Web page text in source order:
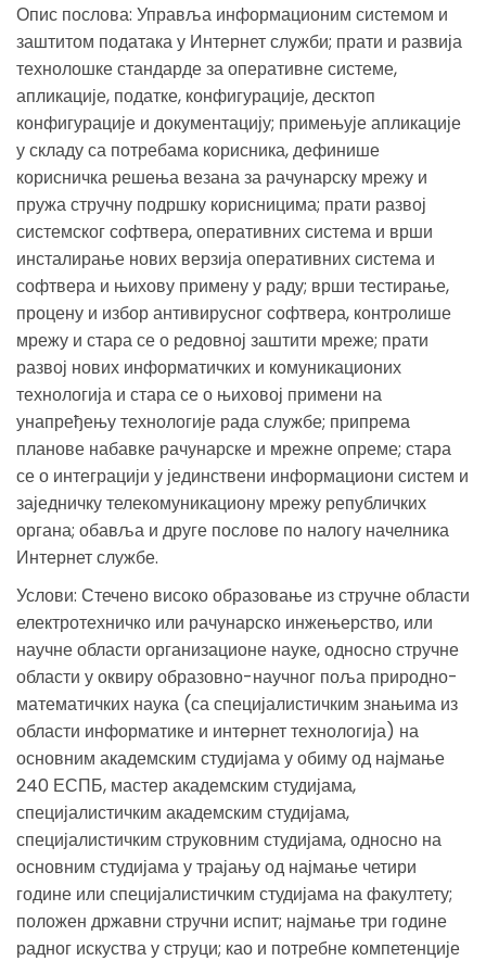
Опис послова: Управља информационим системом и
заштитом података у Интернет служби; прати и развија
технолошке стандарде за оперативне системе,
апликације, податке, конфигурације, десктоп
конфигурације и документацију; примењује апликације
у складу са потребама корисника, дефинише
корисничка решења везана за рачунарску мрежу и
пружа стручну подршку корисницима; прати развој
системског софтвера, оперативних система и врши
инсталирање нових верзија оперативних система и
софтвера и њихову примену у раду; врши тестирање,
процену и избор антивирусног софтвера, контролише
мрежу и стара се о редовној заштити мреже; прати
развој нових информатичких и комуникационих
технологија и стара се о њиховој примени на
унапређењу технологије рада службе; припрема
планове набавке рачунарске и мрежне опреме; стара
се о интеграцији у јединствени информациони систем и
заједничку телекомуникациону мрежу републичких
органа; обавља и друге послове по налогу начелника
Интернет службе.
Услови: Стечено високо образовање из стручне области
електротехничко или рачунарско инжењерство, или
научне области организационе науке, односно стручне
области у оквиру образовно-научног поља природно-
математичких наука (са специјалистичким знањима из
области информатике и интeрнет технологија) на
основним академским студијама у обиму од најмање
240 ЕСПБ, мастер академским студијама,
специјалистичким академским студијама,
специјалистичким струковним студијама, односно на
основним студијама у трајању од најмање четири
године или специјалистичким студијама на факултету;
положен државни стручни испит; најмање три године
радног искуства у струци; као и потребне компетенције